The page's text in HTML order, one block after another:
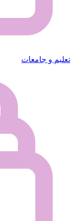
تعليم و جامعات